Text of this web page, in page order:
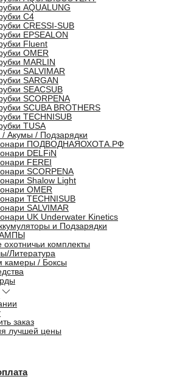
AQUALUNG
C4
CRESSI-SUB
EPSEALON
Fluent
OMER
MARLIN
SALVIMAR
SARGAN
SEACSUB
SCORPENA
SCUBA BROTHERS
TECHNISUB
TUSA
Акумы / Подзарядки
ПОДВОДНАЯОХОТА.РФ
DELFiN
FEREI
SCORPENA
Shalow Light
OMER
TECHNISUB
SALVIMAR
UK Underwater Kinetics
и Подзарядки
охотничьи комплекты
Литература
камеры / Боксы
заказ
лучшей цены